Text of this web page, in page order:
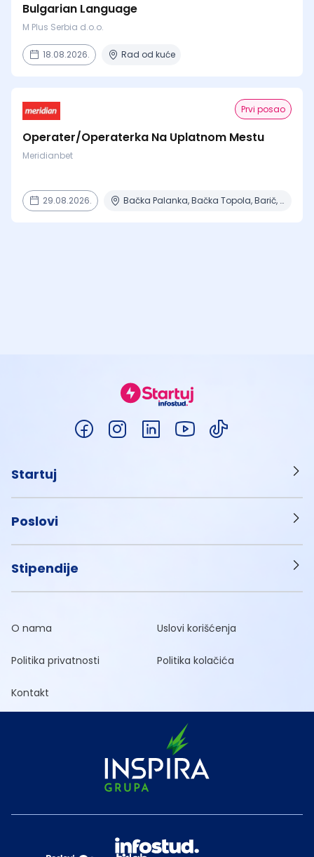
Bulgarian Language
M Plus Serbia d.o.o.
18.08.2026. Rad od kuće
Prvi posao
Operater/Operaterka Na Uplatnom Mestu
Meridianbet
29.08.2026. Bačka Palanka, Bačka Topola, Barič, Beograd, Čajetina + 15 mesta
Startuj
Poslovi
Stipendije
O nama Uslovi korišćenja
Politika privatnosti Politika kolačića
Kontakt